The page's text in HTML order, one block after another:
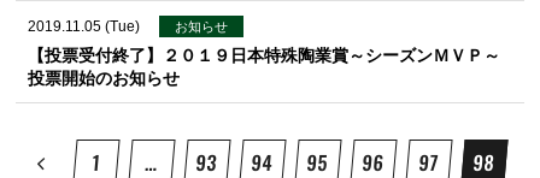
2019.11.05 (Tue) お知らせ
【投票受付終了】２０１９日本特殊陶業賞～シーズンＭＶＰ～
投票開始のお知らせ
1 … 93 94 95 96 97
98